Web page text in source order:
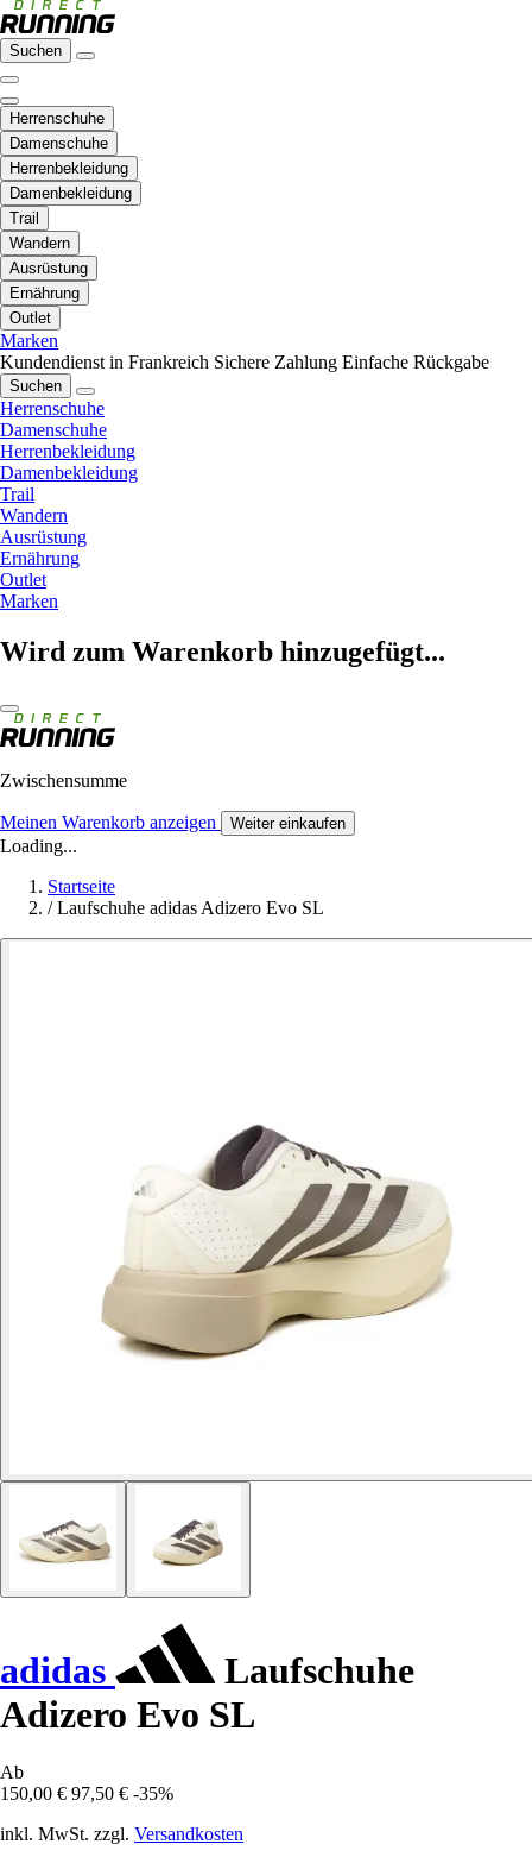
Suchen
Herrenschuhe
Damenschuhe
Herrenbekleidung
Damenbekleidung
Trail
Wandern
Ausrüstung
Ernährung
Outlet
Marken
Kundendienst in Frankreich Sichere Zahlung Einfache Rückgabe
Suchen
Herrenschuhe
Damenschuhe
Herrenbekleidung
Damenbekleidung
Trail
Wandern
Ausrüstung
Ernährung
Outlet
Marken
Wird zum Warenkorb hinzugefügt...
Zwischensumme
Meinen Warenkorb anzeigen Weiter einkaufen
Loading...
Startseite
/ Laufschuhe adidas Adizero Evo SL
adidas
Laufschuhe
Adizero Evo SL
Ab
150,00 € 97,50 € -35%
inkl. MwSt. zzgl. Versandkosten